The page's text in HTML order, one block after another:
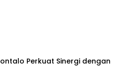
Perkuat Sinergi dengan